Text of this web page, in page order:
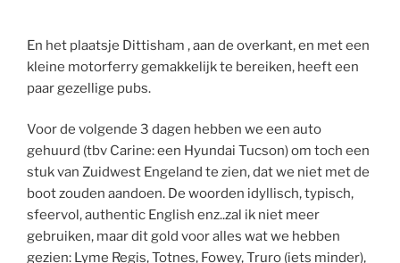
En het plaatsje Dittisham , aan de overkant, en met een
kleine motorferry gemakkelijk te bereiken, heeft een
paar gezellige pubs.
Voor de volgende 3 dagen hebben we een auto
gehuurd (tbv Carine: een Hyundai Tucson) om toch een
stuk van Zuidwest Engeland te zien, dat we niet met de
boot zouden aandoen. De woorden idyllisch, typisch,
sfeervol, authentic English enz..zal ik niet meer
gebruiken, maar dit gold voor alles wat we hebben
gezien: Lyme Regis, Totnes, Fowey, Truro (iets minder),